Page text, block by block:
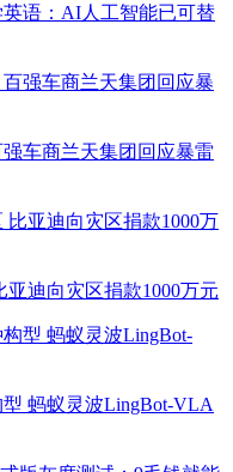
语：AI人工智能已可替
车商兰天集团回应暴雷
迪向灾区捐款1000万元
蚂蚁灵波LingBot-VLA